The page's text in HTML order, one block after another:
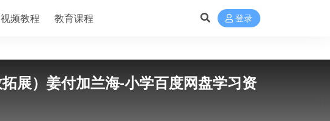
视频教程 教育课程 登录
展）姜付加兰海-小学百度网盘学习资